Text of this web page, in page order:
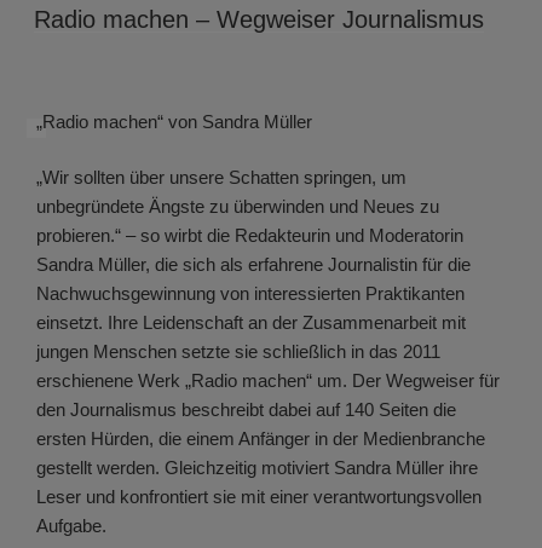
AM
Radio machen – Wegweiser Journalismus
„Radio machen“ von Sandra Müller
„Wir sollten über unsere Schatten springen, um
unbegründete Ängste zu überwinden und Neues zu
probieren.“ – so wirbt die Redakteurin und Moderatorin
Sandra Müller, die sich als erfahrene Journalistin für die
Nachwuchsgewinnung von interessierten Praktikanten
einsetzt. Ihre Leidenschaft an der Zusammenarbeit mit
jungen Menschen setzte sie schließlich in das 2011
erschienene Werk „Radio machen“ um. Der Wegweiser für
den Journalismus beschreibt dabei auf 140 Seiten die
ersten Hürden, die einem Anfänger in der Medienbranche
gestellt werden. Gleichzeitig motiviert Sandra Müller ihre
Leser und konfrontiert sie mit einer verantwortungsvollen
Aufgabe.